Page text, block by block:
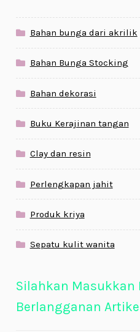
Bahan bunga dari akrilik
Bahan Bunga Stocking
Bahan dekorasi
Buku Kerajinan tangan
Clay dan resin
Perlengkapan jahit
Produk kriya
Sepatu kulit wanita
Silahkan Masukkan
Berlangganan